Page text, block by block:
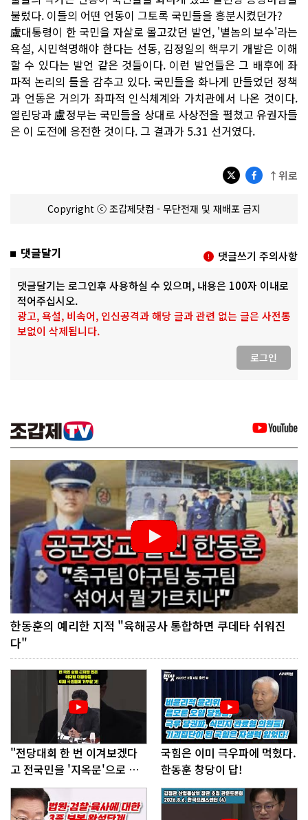
불렀다. 이들의 어떤 언동이 그토록 국민들을 흥분시켰던가?
盧대통령이 한 국민을 자살로 몰고갔던 발언, '별놈의 보수'라는
욕설, 시민혁명해야 한다는 선동, 김정일의 핵무기 개발은 이해
할 수 있다는 발언 같은 것들이다. 이런 발언들은 그 배후에 좌
파적 논리의 틀을 감추고 있다. 국민들을 화나게 만들었던 정책
과 언동은 거의가 좌파적 인식체계와 가치관에서 나온 것이다.
열린당과 盧정부는 국민들을 상대로 사상전을 펼쳤고 유권자들
은 이 도전에 응전한 것이다. 그 결과가 5.31 선거였다.
↑위로
Copyright ⓒ 조갑제닷컴 - 무단전재 및 재배포 금지
댓글달기 댓글쓰기 주의사항
댓글달기는 로그인후 사용하실 수 있으며, 내용은 100자 이내로
적어주십시오.
광고, 욕설, 비속어, 인신공격과 해당 글과 관련 없는 글은 사전통
보없이 삭제됩니다.
로그인
한동훈의 예리한 지적 "육해공사 통합하면 쿠데타 쉬워진
다"
"전당대회 한 번 이겨보겠다
고 전국민을 '지옥문'으로 밀
어!"
국힘은 이미 극우파에 먹혔다.
한동훈 창당이 답!